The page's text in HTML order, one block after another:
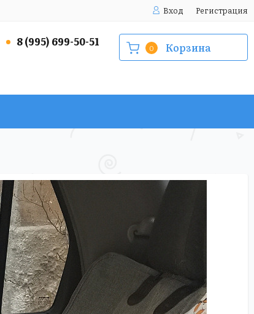
Вход Регистрация
8 (995) 699-50-51 0 Корзина